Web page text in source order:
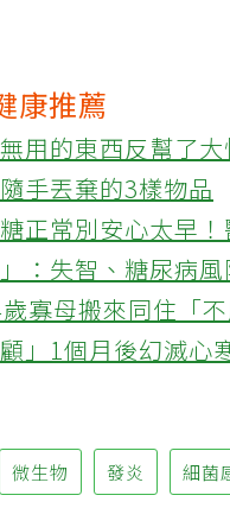
康推薦
用的東西反幫了
手丟棄的3樣物品
正常別安心太早
：失智、糖尿病風
寡母搬來同住「
」1個月後幻滅心
微生物 發炎 細菌